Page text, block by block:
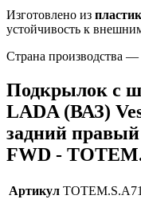
Изготовлено из пластик
устойчивость к
Страна производства —
Подкрылок с
LADA (ВАЗ)
задний
FWD -
Артикул